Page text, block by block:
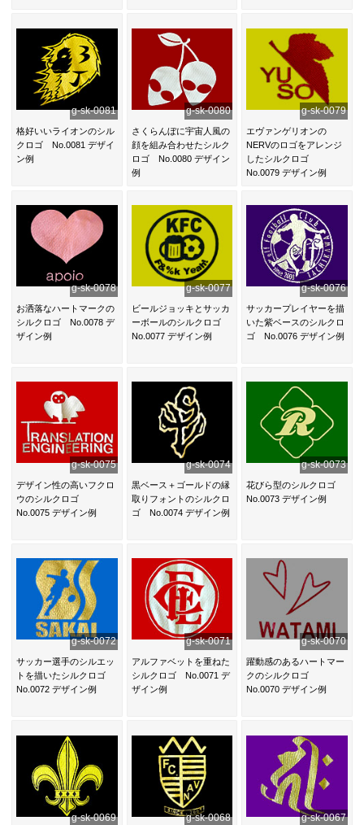
g-sk-0081
格好いいライオンのシル
クロゴ No.0081 デザイ
ン例
g-sk-0080
さくらんぼに宇宙人風の
顔を組み合わせたシルク
ロゴ No.0080 デザイン
例
g-sk-0079
エヴァンゲリオンの
NERVのロゴをアレンジ
したシルクロゴ
No.0079 デザイン例
g-sk-0078
お洒落なハートマークの
シルクロゴ No.0078 デ
ザイン例
g-sk-0077
ビールジョッキとサッカ
ーボールのシルクロゴ
No.0077 デザイン例
g-sk-0076
サッカープレイヤーを描
いた紫ベースのシルクロ
ゴ No.0076 デザイン例
g-sk-0075
デザイン性の高いフクロ
ウのシルクロゴ
No.0075 デザイン例
g-sk-0074
黒ベース＋ゴールドの縁
取りフォントのシルクロ
ゴ No.0074 デザイン例
g-sk-0073
花びら型のシルクロゴ
No.0073 デザイン例
g-sk-0072
サッカー選手のシルエッ
トを描いたシルクロゴ
No.0072 デザイン例
g-sk-0071
アルファベットを重ねた
シルクロゴ No.0071 デ
ザイン例
g-sk-0070
躍動感のあるハートマー
クのシルクロゴ
No.0070 デザイン例
g-sk-0069 g-sk-0068 g-sk-0067